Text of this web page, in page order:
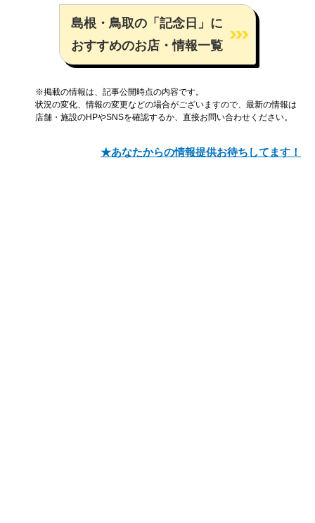
島根・鳥取の「記念日」に
おすすめのお店・情報一覧
※掲載の情報は、記事公開時点の内容です。
状況の変化、情報の変更などの場合がございますので、最新の情報は
店舗・施設のHPやSNSを確認するか、直接お問い合わせください。
★あなたからの情報提供お待ちしてます！